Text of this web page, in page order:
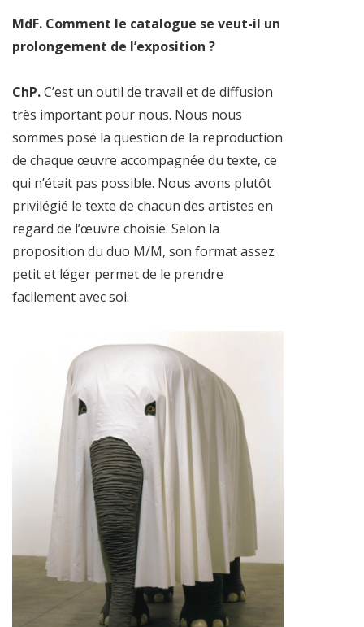
MdF. Comment le catalogue se veut-il un
prolongement de l’exposition ?
ChP.C’est un outil de travail et de diffusion
très important pour nous. Nous nous
sommes posé la question de la reproduction
de chaque œuvre accompagnée du texte, ce
qui n’était pas possible. Nous avons plutôt
privilégié le texte de chacun des artistes en
regard de l’œuvre choisie. Selon la
proposition du duo M/M, son format assez
petit et léger permet de le prendre
facilement avec soi.